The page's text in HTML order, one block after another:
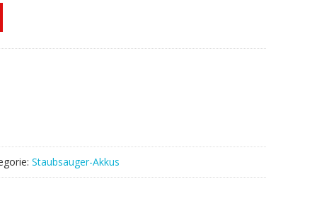
Staubsauger-Akkus